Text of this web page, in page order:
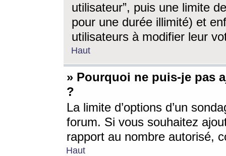
utilisateur”, puis une limite
pour une durée illimité) et
utilisateurs à modifier leur
Haut
» Pourquoi ne puis-je pas
?
La limite d’options d’un
forum. Si vous souhaitez
rapport au nombre autorisé,
Haut